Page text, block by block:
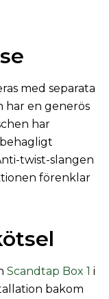
med separata
har en generös
har
twist-slangen
förenklar
Scandtap Box 1 i
bakom